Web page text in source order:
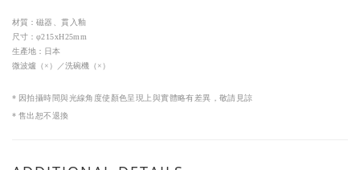
材質： 磁器、貫入釉
尺寸： φ215xH25mm
生產地：日本
微波爐（×）／洗碗機（×）
* 因拍攝時間與光線角度使顏色呈現上與實體略有差異，敬請見諒
* 售出恕不退換